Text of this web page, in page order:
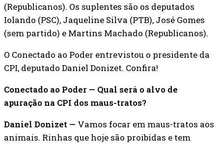
(Republicanos). Os suplentes são os deputados
Iolando (PSC), Jaqueline Silva (PTB), José Gomes
(sem partido) e Martins Machado (Republicanos).
O Conectado ao Poder entrevistou o presidente da
CPI, deputado Daniel Donizet. Confira!
Conectado ao Poder — Qual será o alvo de
apuração na CPI dos maus-tratos?
Daniel Donizet — Vamos focar em maus-tratos aos
animais. Rinhas que hoje são proibidas e tem